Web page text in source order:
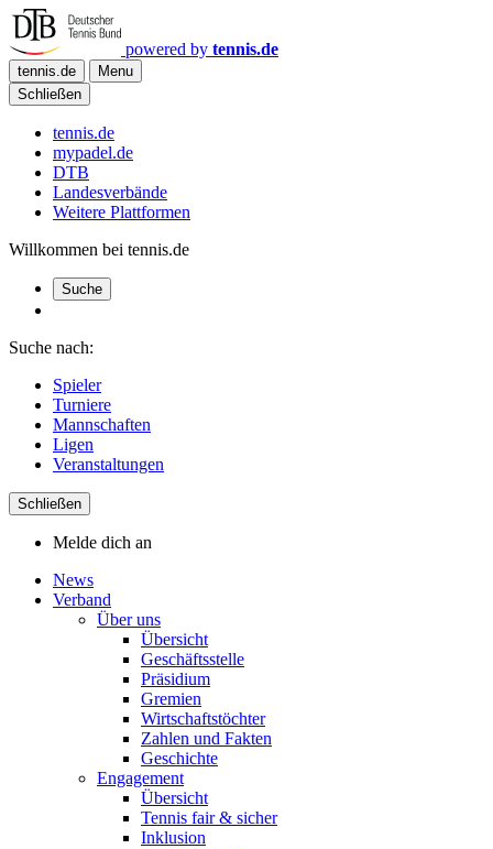
powered by tennis.de
tennis.de
Menu
Schließen
tennis.de
mypadel.de
DTB
Landesverbände
Weitere Plattformen
Willkommen bei tennis.de
Suche
Suche nach:
Spieler
Turniere
Mannschaften
Ligen
Veranstaltungen
Schließen
Melde dich an
News
Verband
Über uns
Übersicht
Geschäftsstelle
Präsidium
Gremien
Wirtschaftstöchter
Zahlen und Fakten
Geschichte
Engagement
Übersicht
Tennis fair & sicher
Inklusion